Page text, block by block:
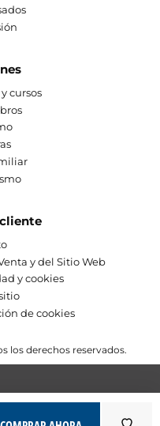
cursos
y del Sitio Web
y cookies
de cookies
los derechos reservados.